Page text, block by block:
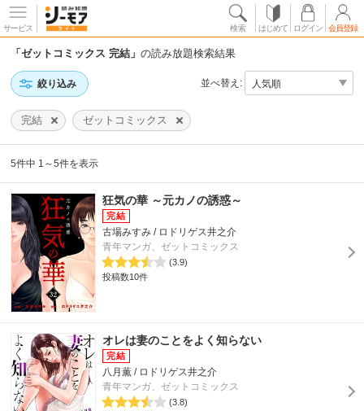
サービス 検索 はじめて ログイン 会員登録
「ゼットコミックス 完結」の読み放題検索結果
絞り込み 並べ替え:
完結 ゼットコミックス
5件中 1～5件を表示
狂気の華 ～元カノの誘惑～
古場みすみ / ロドリゲス井之介
青年マンガ、ゼットコミックス
(3.9)
投稿数10件
オレは妻のことをよく知らない
八月薫 / ロドリゲス井之介
青年マンガ、ゼットコミックス
(3.8)